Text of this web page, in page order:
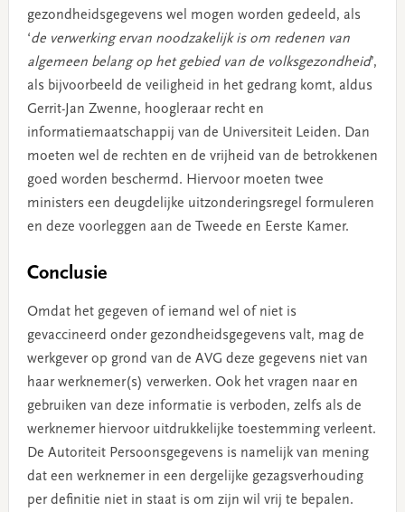
gezondheidsgegevens wel mogen worden gedeeld, als
‘de verwerking ervan noodzakelijk is om redenen van
algemeen belang op het gebied van de volksgezondheid’,
als bijvoorbeeld de veiligheid in het gedrang komt, aldus
Gerrit-Jan Zwenne, hoogleraar recht en
informatiemaatschappij van de Universiteit Leiden. Dan
moeten wel de rechten en de vrijheid van de betrokkenen
goed worden beschermd. Hiervoor moeten twee
ministers een deugdelijke uitzonderingsregel formuleren
en deze voorleggen aan de Tweede en Eerste Kamer.
Conclusie
Omdat het gegeven of iemand wel of niet is
gevaccineerd onder gezondheidsgegevens valt, mag de
werkgever op grond van de AVG deze gegevens niet van
haar werknemer(s) verwerken. Ook het vragen naar en
gebruiken van deze informatie is verboden, zelfs als de
werknemer hiervoor uitdrukkelijke toestemming verleent.
De Autoriteit Persoonsgegevens is namelijk van mening
dat een werknemer in een dergelijke gezagsverhouding
per definitie niet in staat is om zijn wil vrij te bepalen.